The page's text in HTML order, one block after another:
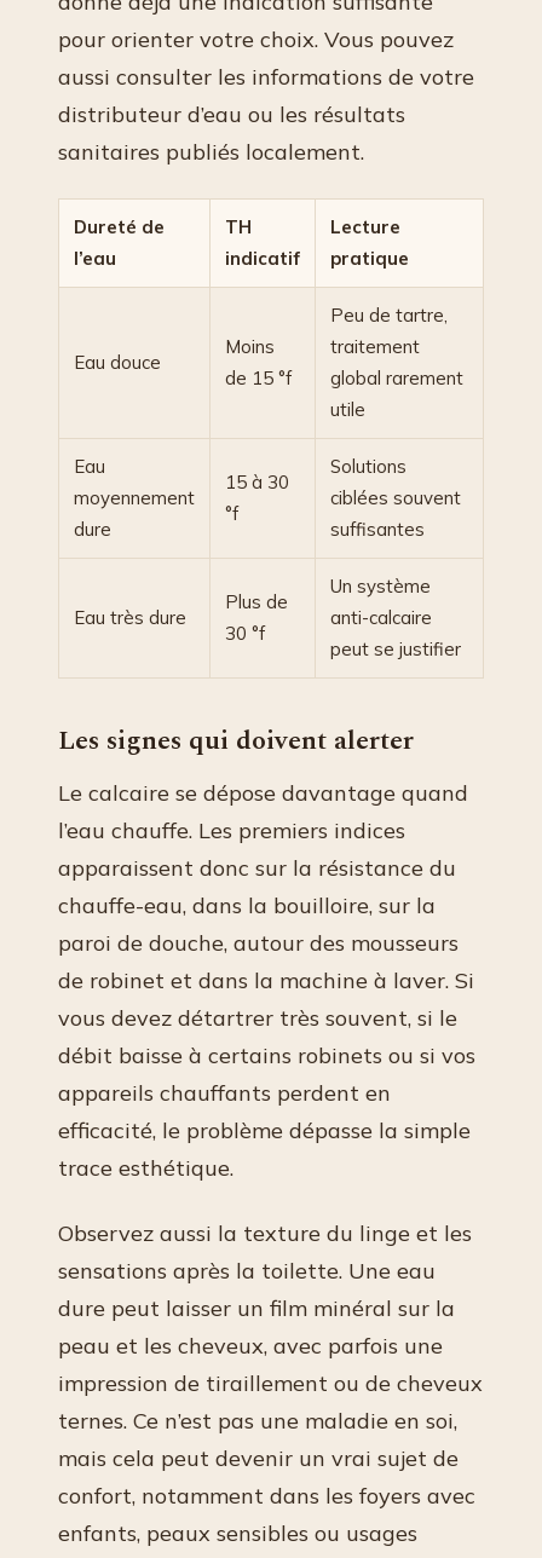
pour orienter votre choix. Vous pouvez
aussi consulter les informations de votre
distributeur d’eau ou les résultats
sanitaires publiés localement.
Dureté de
l’eau
TH
indicatif
Lecture
pratique
Eau douce
Moins
de 15 °f
Peu de tartre,
traitement
global rarement
utile
Eau
moyennement
dure
15 à 30
°f
Solutions
ciblées souvent
suffisantes
Eau très dure
Plus de
30 °f
Un système
anti-calcaire
peut se justifier
Les signes qui doivent alerter
Le calcaire se dépose davantage quand
l’eau chauffe. Les premiers indices
apparaissent donc sur la résistance du
chauffe-eau, dans la bouilloire, sur la
paroi de douche, autour des mousseurs
de robinet et dans la machine à laver. Si
vous devez détartrer très souvent, si le
débit baisse à certains robinets ou si vos
appareils chauffants perdent en
efficacité, le problème dépasse la simple
trace esthétique.
Observez aussi la texture du linge et les
sensations après la toilette. Une eau
dure peut laisser un film minéral sur la
peau et les cheveux, avec parfois une
impression de tiraillement ou de cheveux
ternes. Ce n’est pas une maladie en soi,
mais cela peut devenir un vrai sujet de
confort, notamment dans les foyers avec
enfants, peaux sensibles ou usages